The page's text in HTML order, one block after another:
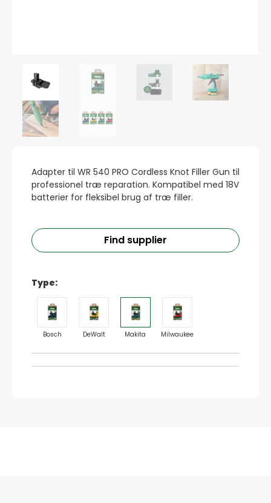
Adapter til WR 540 PRO Cordless Knot Filler Gun til
professionel træ reparation. Kompatibel med 18V
batterier for fleksibel brug af træ filler.
Find supplier
Type:
Bosch DeWalt Makita Milwaukee